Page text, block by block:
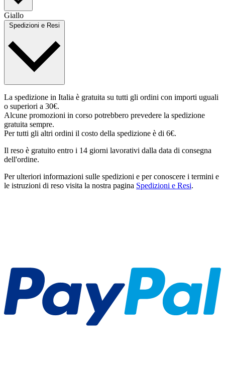
Giallo
Spedizioni e Resi
La spedizione in Italia è gratuita su tutti gli ordini con importi uguali
o superiori a 30€.
Alcune promozioni in corso potrebbero prevedere la spedizione
gratuita sempre.
Per tutti gli altri ordini il costo della spedizione è di 6€.
Il reso è gratuito entro i 14 giorni lavorativi dalla data di consegna
dell'ordine.
Per ulteriori informazioni sulle spedizioni e per conoscere i termini e
le istruzioni di reso visita la nostra pagina Spedizioni e Resi.